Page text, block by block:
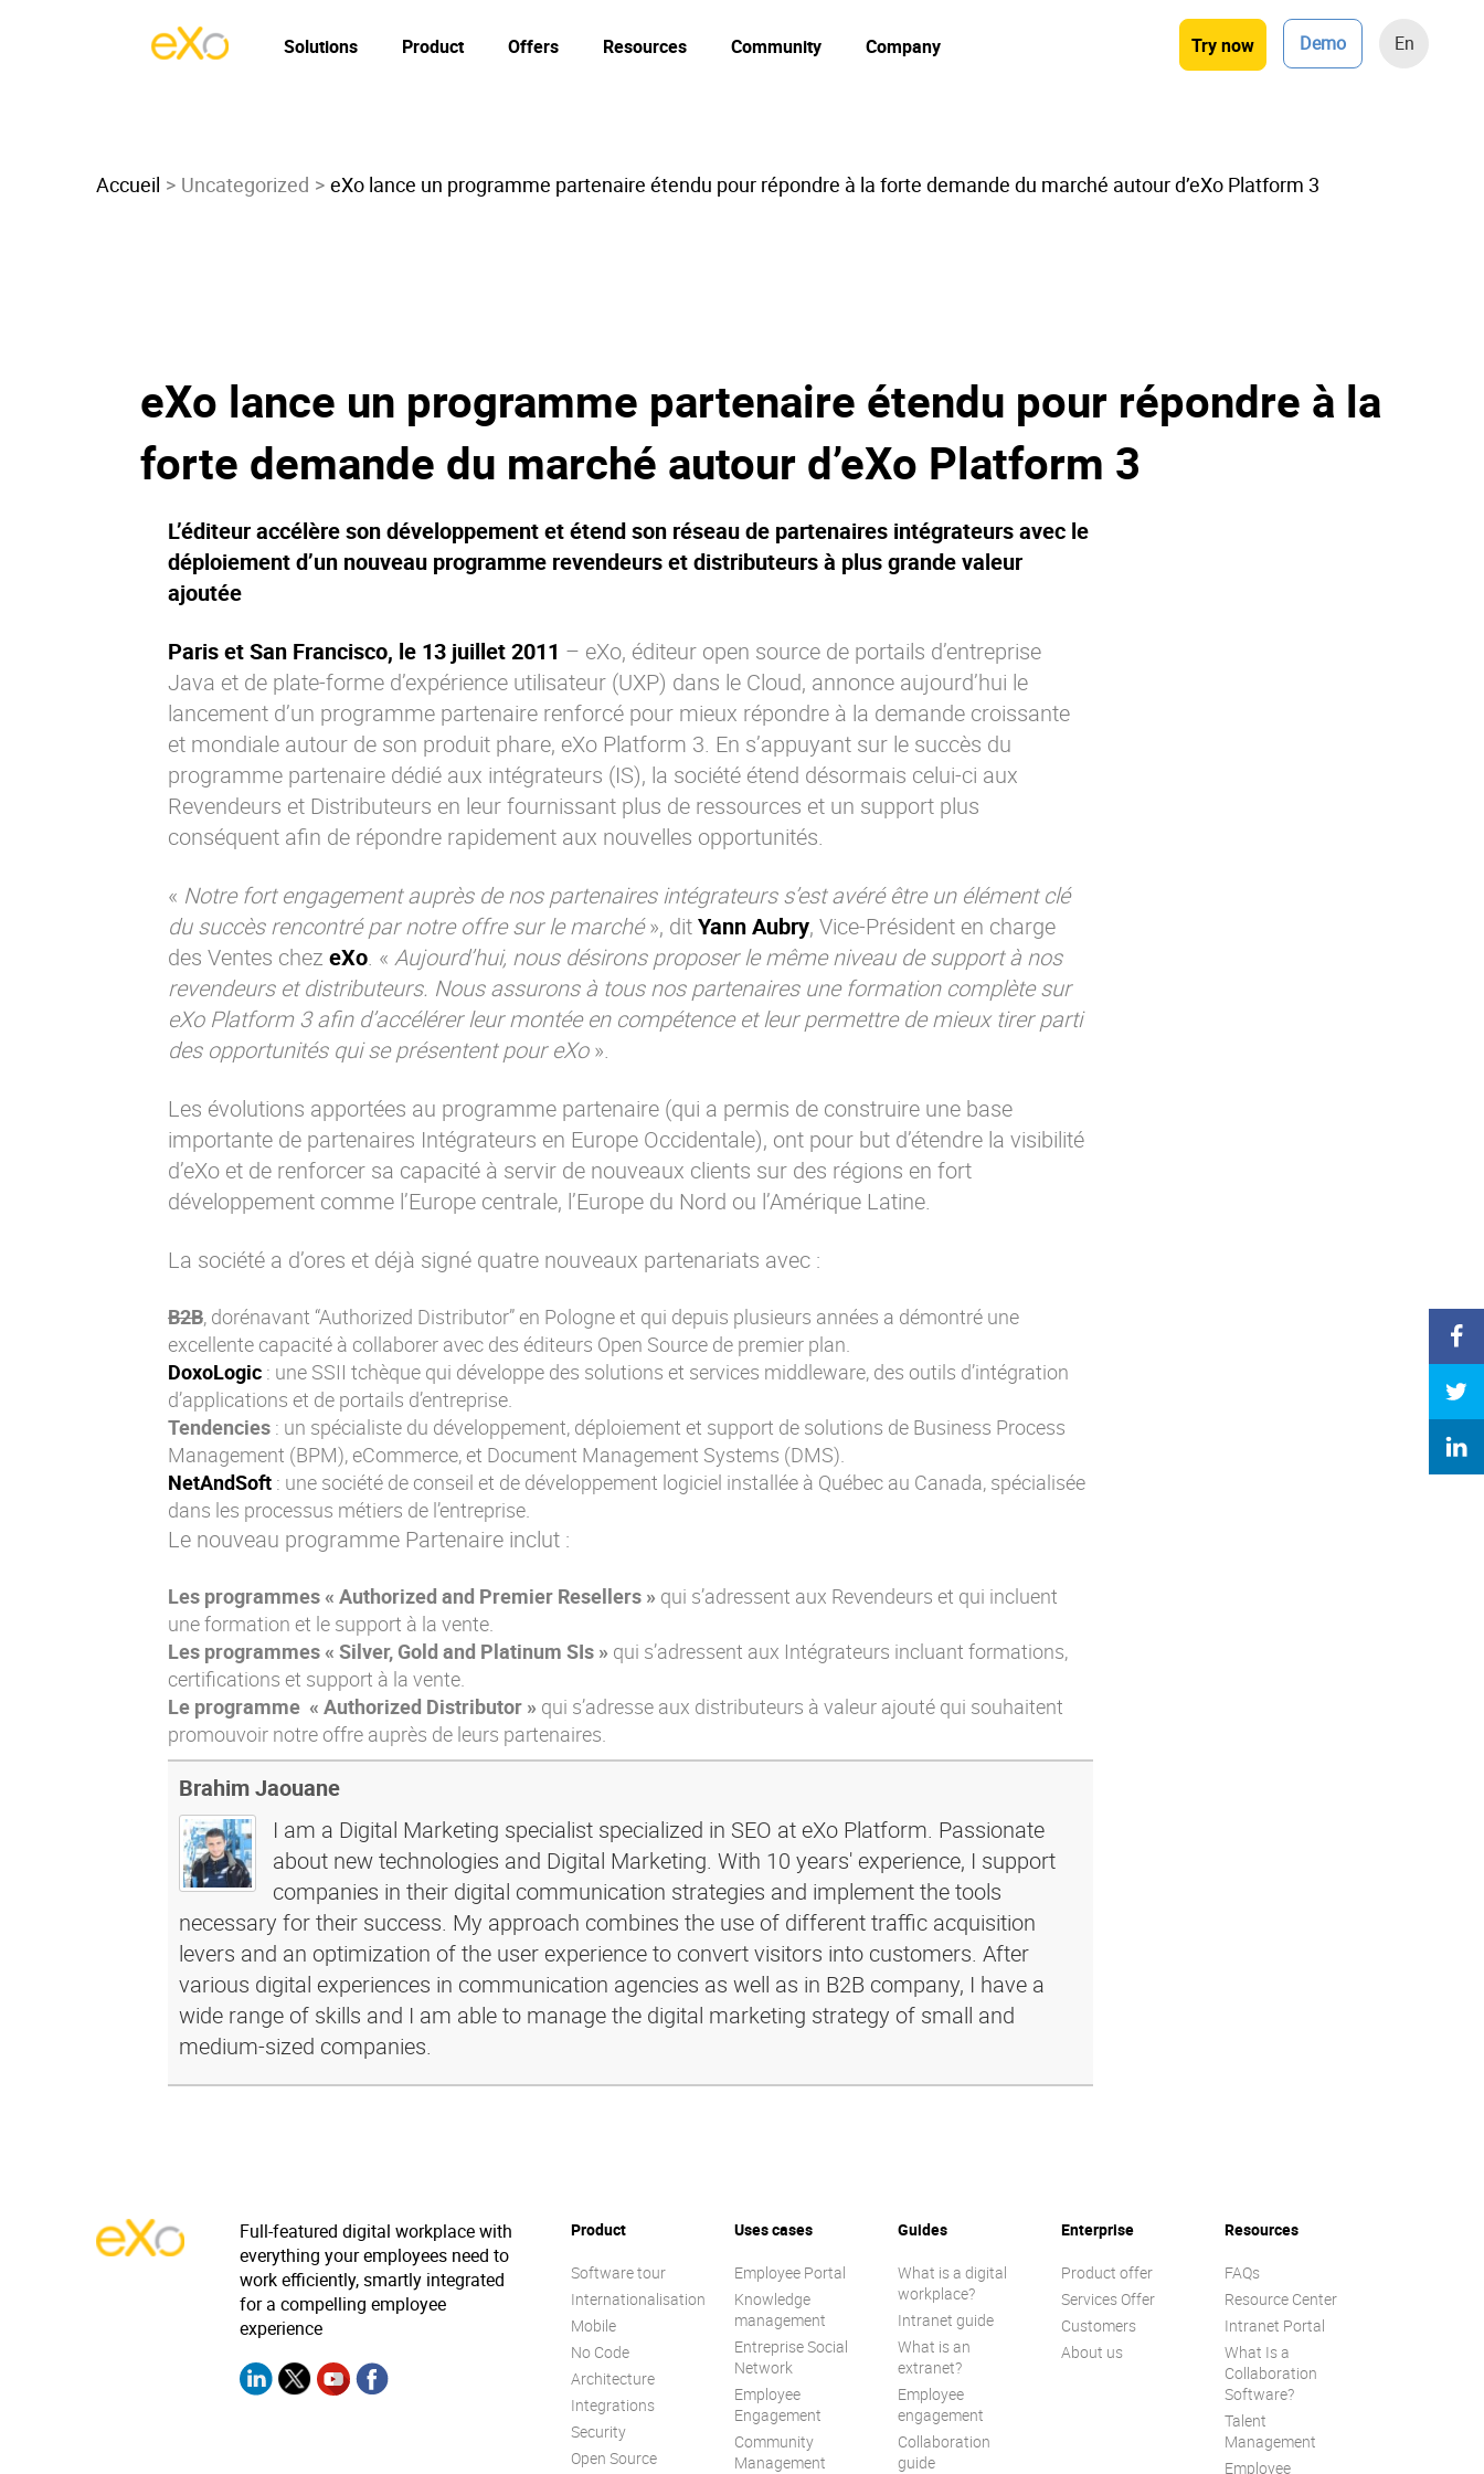
Try now Demo En
Solutions Product Offers Resources Community Company
Accueil Uncategorized eXo lance un programme partenaire étendu pour répondre à la forte demande du marché autour d’eXo Platform 3
eXo lance un programme partenaire étendu pour répondre à la
forte demande du marché autour d’eXo Platform 3
L’éditeur accélère son développement et étend son réseau de partenaires intégrateurs avec le
déploiement d’un nouveau programme revendeurs et distributeurs à plus grande valeur
ajoutée
Paris et San Francisco, le 13 juillet 2011 – eXo, éditeur open source de portails d’entreprise
Java et de plate-forme d’expérience utilisateur (UXP) dans le Cloud, annonce aujourd’hui le
lancement d’un programme partenaire renforcé pour mieux répondre à la demande croissante
et mondiale autour de son produit phare, eXo Platform 3. En s’appuyant sur le succès du
programme partenaire dédié aux intégrateurs (IS), la société étend désormais celui-ci aux
Revendeurs et Distributeurs en leur fournissant plus de ressources et un support plus
conséquent afin de répondre rapidement aux nouvelles opportunités.
« Notre fort engagement auprès de nos partenaires intégrateurs s’est avéré être un élément clé
du succès rencontré par notre offre sur le marché», ditYann Aubry, Vice-Président en charge
des Ventes chez eXo. « Aujourd’hui, nous désirons proposer le même niveau de support à nos
revendeurs et distributeurs. Nous assurons à tous nos partenaires une formation complète sur
eXo Platform 3 afin d’accélérer leur montée en compétence et leur permettre de mieux tirer parti
des opportunités qui se présentent pour eXo».
Les évolutions apportées au programme partenaire (qui a permis de construire une base
importante de partenaires Intégrateurs en Europe Occidentale), ont pour but d’étendre la visibilité
d’eXo et de renforcer sa capacité à servir de nouveaux clients sur des régions en fort
développement comme l’Europe centrale, l’Europe du Nord ou l’Amérique Latine.
La société a d’ores et déjà signé quatre nouveaux partenariats avec :
B2B, dorénavant “Authorized Distributor” en Pologne et qui depuis plusieurs années a démontré une
excellente capacité à collaborer avec des éditeurs Open Source de premier plan.
DoxoLogic : une SSII tchèque qui développe des solutions et services middleware, des outils d’intégration
d’applications et de portails d’entreprise.
Tendencies : un spécialiste du développement, déploiement et support de solutions de Business Process
Management (BPM), eCommerce, et Document Management Systems (DMS).
NetAndSoft : une société de conseil et de développement logiciel installée à Québec au Canada, spécialisée
dans les processus métiers de l’entreprise.
Le nouveau programme Partenaire inclut :
Les programmes « Authorized and Premier Resellers » qui s’adressent aux Revendeurs et qui incluent
une formation et le support à la vente.
Les programmes « Silver, Gold and Platinum SIs » qui s’adressent aux Intégrateurs incluant formations,
certifications et support à la vente.
Le programme « Authorized Distributor » qui s’adresse aux distributeurs à valeur ajouté qui souhaitent
promouvoir notre offre auprès de leurs partenaires.
Brahim Jaouane
I am a Digital Marketing specialist specialized in SEO at eXo Platform. Passionate
about new technologies and Digital Marketing. With 10 years' experience, I support
companies in their digital communication strategies and implement the tools
necessary for their success. My approach combines the use of different traffic acquisition
levers and an optimization of the user experience to convert visitors into customers. After
various digital experiences in communication agencies as well as in B2B company, I have a
wide range of skills and I am able to manage the digital marketing strategy of small and
medium-sized companies.
Full-featured digital workplace with
everything your employees need to
work efficiently, smartly integrated
for a compelling employee
experience
Product
Software tour
Internationalisation
Mobile
No Code
Architecture
Integrations
Security
Open Source
Uses cases
Employee Portal
Knowledge
management
Entreprise Social
Network
Employee
Engagement
Community
Management
Guides
What is a digital
workplace?
Intranet guide
What is an
extranet?
Employee
engagement
Collaboration
guide
Enterprise
Product offer
Services Offer
Customers
About us
Resources
FAQs
Resource Center
Intranet Portal
What Is a
Collaboration
Software?
Talent
Management
Employee